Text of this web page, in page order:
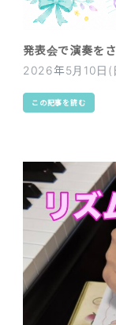
発表会で演奏を
2026年5月10日(
この記事を読む